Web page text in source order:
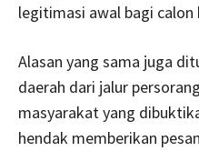
legitimasi awal bagi calon
Alasan yang sama juga
daerah dari jalur
masyarakat yang
hendak memberikan